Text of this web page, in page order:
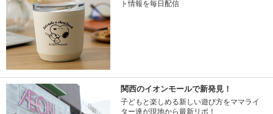
ト情報を毎日配信
関西のイオンモールで新発見！
子どもと楽しめる新しい遊び方をママライ
ター達が現地から最新リポ！